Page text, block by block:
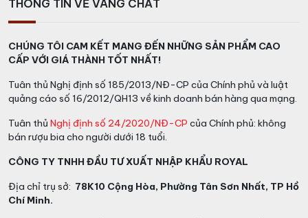
thịt bò bít tết, sườn cừu nướng
là 16 đến 18 độ C.
Từ khóa tìm kiếm: Rượu vang Úc, Rượu vang đỏ..
THÔNG TIN VỀ VANG CHẤT
CHÚNG TÔI CAM KẾT MANG ĐẾN NHỮNG SẢN PHẨM CAO
CẤP VỚI GIÁ THÀNH TỐT NHẤT!
Tuân thủ Nghị định số 185/2013/NĐ-CP của Chính phủ và luật
quảng cáo số 16/2012/QH13 về kinh doanh bán hàng qua mạng.
Tuân thủ Nghị định số 24/2020/NĐ-CP của Chính phủ: không
bán rượu bia cho người dưới 18 tuổi.
CÔNG TY TNHH ĐẦU TƯ XUẤT NHẬP KHẨU ROYAL
Địa chỉ trụ sở: 78K10 Cộng Hòa, Phường Tân Sơn Nhất, TP Hồ
Chí Minh.